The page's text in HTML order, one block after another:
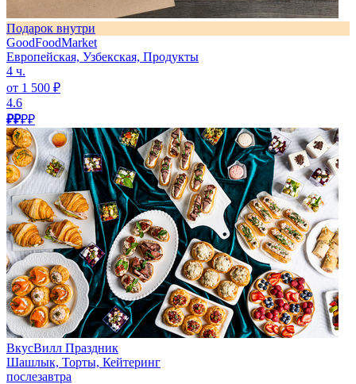
Подарок внутри
GoodFoodMarket
Европейская, Узбекская, Продукты
4 ч.
от 1 500 ₽
4.6
₽₽₽₽
ВкусВилл Праздник
Шашлык, Торты, Кейтеринг
послезавтра